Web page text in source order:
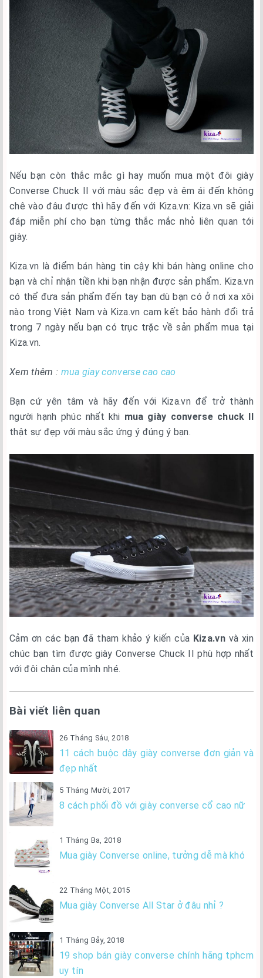
Nếu bạn còn thắc mắc gì hay muốn mua một đôi giày
Converse Chuck II với màu sắc đẹp và êm ái đến không
chê vào đâu được thì hãy đến với Kiza.vn: Kiza.vn sẽ giải
đáp miễn phí cho bạn từng thắc mắc nhỏ liên quan tới
giày.
Kiza.vn là điểm bán hàng tin cậy khi bán hàng online cho
bạn và chỉ nhận tiền khi bạn nhận được sản phẩm. Kiza.vn
có thể đưa sản phẩm đến tay bạn dù bạn có ở nơi xa xôi
nào trong Việt Nam và Kiza.vn cam kết bảo hành đổi trả
trong 7 ngày nếu bạn có trục trặc về sản phẩm mua tại
Kiza.vn.
Xem thêm : mua giay converse cao cao
Bạn cứ yên tâm và hãy đến với Kiza.vn để trở thành
người hạnh phúc nhất khi mua giày converse chuck II
thật sự đẹp với màu sắc ứng ý đúng ý bạn.
Cảm ơn các bạn đã tham khảo ý kiến của Kiza.vn và xin
chúc bạn tìm được giày Converse Chuck II phù hợp nhất
với đôi chân của mình nhé.
Bài viết liên quan
26 Tháng Sáu, 2018
11 cách buộc dây giày converse đơn giản và
đẹp nhất
5 Tháng Mười, 2017
8 cách phối đồ với giày converse cổ cao nữ
1 Tháng Ba, 2018
Mua giày Converse online, tưởng dễ mà khó
22 Tháng Một, 2015
Mua giày Converse All Star ở đâu nhỉ ?
1 Tháng Bảy, 2018
19 shop bán giày converse chính hãng tphcm
uy tín